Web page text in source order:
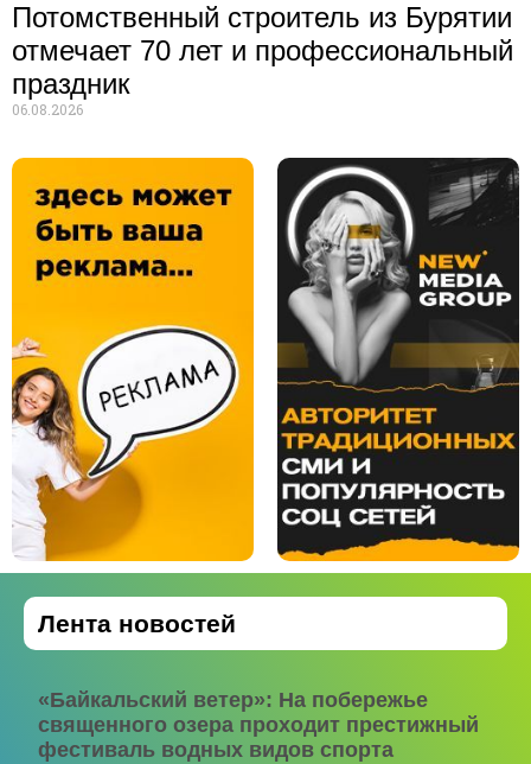
Потомственный строитель из Бурятии
отмечает 70 лет и профессиональный
праздник
06.08.2026
Лента новостей
«Байкальский ветер»: На побережье
священного озера проходит престижный
фестиваль водных видов спорта